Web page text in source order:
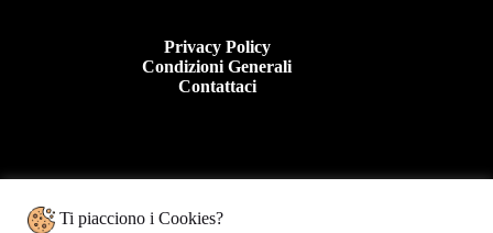
Privacy Policy
Condizioni Generali
Contattaci
Ti piacciono i Cookies?